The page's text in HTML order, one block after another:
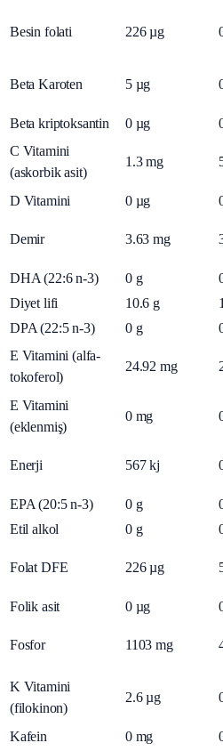
Besin folati 226 µg
Beta Karoten 5 µg
Beta kriptoksantin 0 µg
C Vitamini
(askorbik asit)
1.3 mg
D Vitamini 0 µg
Demir 3.63 mg
DHA (22:6 n-3) 0 g
Diyet lifi
10.6 g
DPA (22:5 n-3)
0 g
E Vitamini (alfa-
tokoferol)
24.92 mg
E Vitamini
(eklenmiş)
0 mg
Enerji 567 kj
EPA (20:5 n-3) 0 g
Etil alkol
0 g
Folat DFE 226 µg
Folik asit 0 µg
Fosfor 1103 mg
K Vitamini
(filokinon)
2.6 µg
Kafein 0 mg